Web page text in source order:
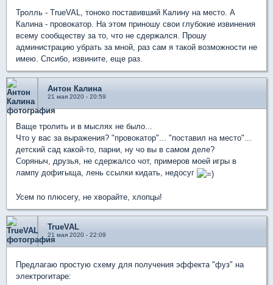
Тролль - TrueVAL, тоноко поставивший Калину на место. А
Калина - провокатор. На этом приношу свои глубокие извинения
всему сообществу за то, что не сдержался. Прошу
администрацию убрать за мной, раз сам я такой возможности не
имею. Спсибо, извините, еще раз.
Антон Калина
21 мая 2020 - 20:59
Ваще тролить и в мыслях не было...
Что у вас за выражения? "провокатор"... "поставил на место"...
детский сад какой-то, парни, ну чо вы в самом деле?
Соряныч, друзья, не сдержалсо чот, примеров моей игры в
лампу дофигыща, лень ссылки кидать, недосуг
Усем по плюсегу, не хворайте, хлопцы!
TrueVAL
21 мая 2020 - 22:09
Предлагаю простую схему для получения эффекта "фуз" на
электрогитаре: